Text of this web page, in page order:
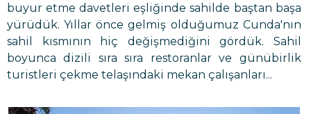
buyur etme davetleri eşliğinde sahilde baştan başa
yürüdük. Yıllar önce gelmiş olduğumuz Cunda'nın
sahil kısmının hiç değişmediğini gördük. Sahil
boyunca dizili sıra sıra restoranlar ve günübirlik
turistleri çekme telaşındaki mekan çalışanları...